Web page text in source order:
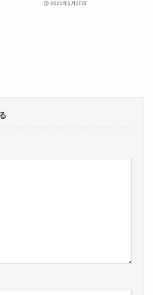
2021年1月30日